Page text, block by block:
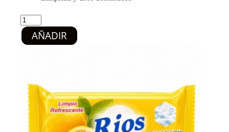
Detergente
en
Polvo
KBT
Activo)
cantidad
AÑADIR